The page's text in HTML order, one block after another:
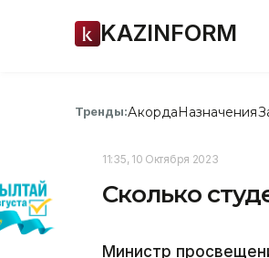
KAZINFORM
Тренды:АкордаНазначения
11:35, 10 Октября 2023
Сколько
Министр